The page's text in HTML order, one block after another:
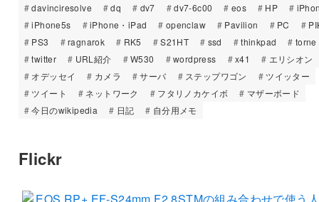
davinciresolve
dq dv7 dv7-6c00 eos HP
iPhone5s
iPhone・iPad openclaw Pavilion PC
PS3
ragnarok RK5 S21HT ssd thinkpad
torne
twitter
URL紹介 W530 wordpress x41
エリシオン
オデッセイ
カメラ サーバ ステップワゴン
ツイッター
ツイート
ネットワーク フタリノカケイボ
マザーボード
今日のwikipedia
日記 自分用メモ
Flickr